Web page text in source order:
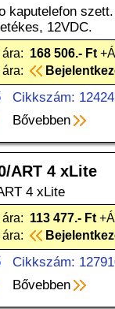
kaputelefon
12VDC.
168 506.- Ft
Cikkszám:
Bővebben
ART 4 xLite
4 xLite
113 477.- Ft
Cikkszám:
Bővebben